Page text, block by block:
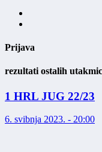
Prijava
rezultati ostalih
1 HRL JUG 22/23
6. svibnja 2023. - 20:00